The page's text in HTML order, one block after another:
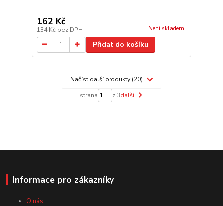
162 Kč
134 Kč bez DPH Není skladem
Přidat do košíku
Načíst další produkty (20)
strana z 3další
Informace pro zákazníky
O nás